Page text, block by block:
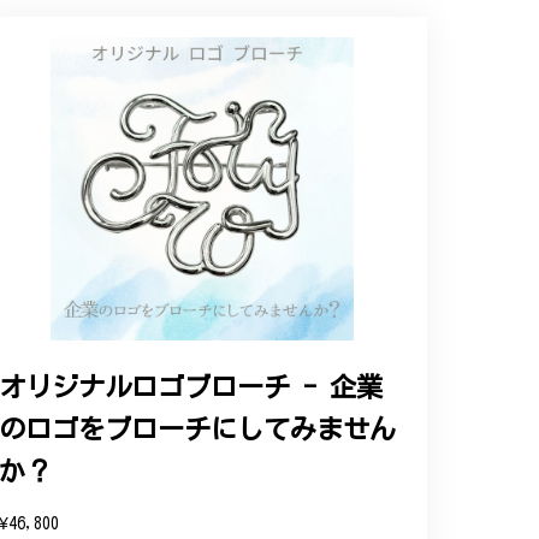
という印象を受けました。予想通り、届い
そして当店を信頼いただけたことを大
様にご満足頂けるサービスを心がけて
し上げます。
オリジナルロゴブローチ - 企業
のロゴをブローチにしてみません
か？
¥46,800